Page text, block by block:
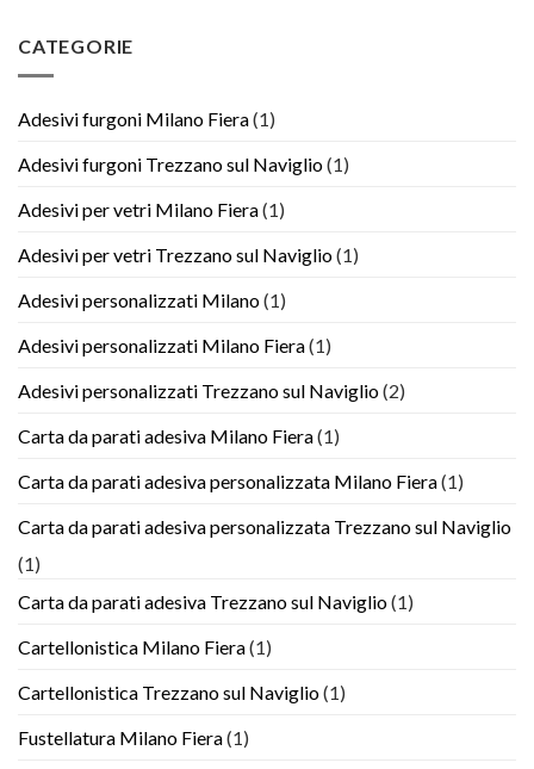
CATEGORIE
Adesivi furgoni Milano Fiera(1)
Adesivi furgoni Trezzano sul Naviglio(1)
Adesivi per vetri Milano Fiera(1)
Adesivi per vetri Trezzano sul Naviglio(1)
Adesivi personalizzati Milano(1)
Adesivi personalizzati Milano Fiera(1)
Adesivi personalizzati Trezzano sul Naviglio(2)
Carta da parati adesiva Milano Fiera(1)
Carta da parati adesiva personalizzata Milano Fiera(1)
Carta da parati adesiva personalizzata Trezzano sul Naviglio
(1)
Carta da parati adesiva Trezzano sul Naviglio(1)
Cartellonistica Milano Fiera(1)
Cartellonistica Trezzano sul Naviglio(1)
Fustellatura Milano Fiera(1)